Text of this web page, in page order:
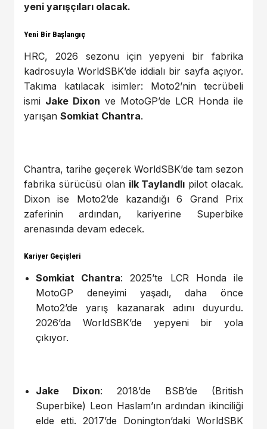
yeni yarışçıları olacak.
Yeni Bir Başlangıç
HRC, 2026 sezonu için yepyeni bir fabrika
kadrosuyla WorldSBK’de iddialı bir sayfa açıyor.
Takıma katılacak isimler: Moto2’nin tecrübeli
ismi Jake Dixon ve MotoGP’de LCR Honda ile
yarışan Somkiat Chantra.
Chantra, tarihe geçerek WorldSBK’de tam sezon
fabrika sürücüsü olan ilk Taylandlı pilot olacak.
Dixon ise Moto2’de kazandığı 6 Grand Prix
zaferinin ardından, kariyerine Superbike
arenasında devam edecek.
Kariyer Geçişleri
Somkiat Chantra: 2025’te LCR Honda ile
MotoGP deneyimi yaşadı, daha önce
Moto2’de yarış kazanarak adını duyurdu.
2026’da WorldSBK’de yepyeni bir yola
çıkıyor.
Jake Dixon: 2018’de BSB’de (British
Superbike) Leon Haslam’ın ardından ikinciliği
elde etti. 2017’de Donington’daki WorldSBK